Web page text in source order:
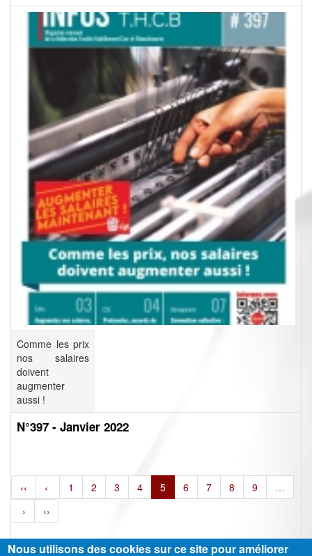
Comme les prix
nos salaires
doivent
augmenter
aussi !
N°397 - Janvier 2022
‹‹ ‹ 1 2 3 4 5 6 7 8 9
…
›
››
Nous utilisons des cookies sur ce site pour améliorer